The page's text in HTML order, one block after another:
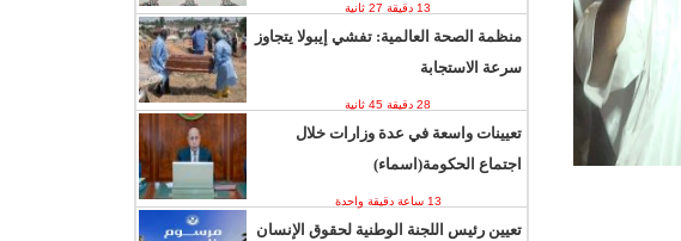
13 دقيقة 27 ثانية
منظمة الصحة العالمية: تفشي إيبولا يتجاوز
سرعة الاستجابة
28 دقيقة 45 ثانية
تعيينات واسعة في عدة وزارات خلال
اجتماع الحكومة(اسماء)
13 ساعة دقيقة واحدة
تعيين رئيس اللجنة الوطنية لحقوق الإنسان